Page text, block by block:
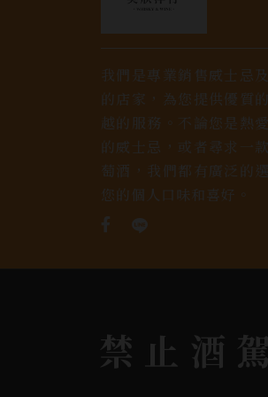
我們是專業銷售威士忌
的店家，為您提供優質
越的服務。不論您是熱
的威士忌，或者尋求一
萄酒，我們都有廣泛的
您的個人口味和喜好。
禁止酒駕